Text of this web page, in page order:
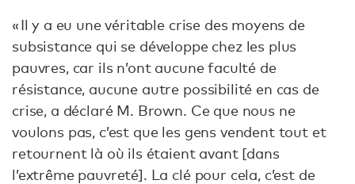
« Il y a eu une véritable crise des moyens de
subsistance qui se développe chez les plus
pauvres, car ils n’ont aucune faculté de
résistance, aucune autre possibilité en cas de
crise, a déclaré M. Brown. Ce que nous ne
voulons pas, c’est que les gens vendent tout et
retournent là où ils étaient avant [dans
l’extrême pauvreté]. La clé pour cela, c’est de